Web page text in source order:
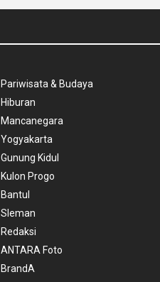
Pariwisata & Budaya
Hiburan
Mancanegara
Yogyakarta
Gunung Kidul
Kulon Progo
Bantul
Sleman
Redaksi
ANTARA Foto
BrandA